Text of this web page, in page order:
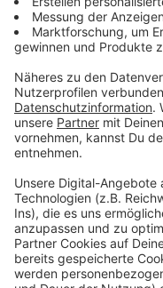
"3G-Regel für
NRW
Unter 16 keine
Faktencheck:
Unser Corona-Live-
Anzeige